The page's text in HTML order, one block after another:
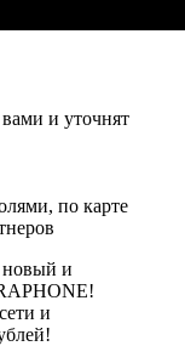
и уточнят
по карте
новый и
и